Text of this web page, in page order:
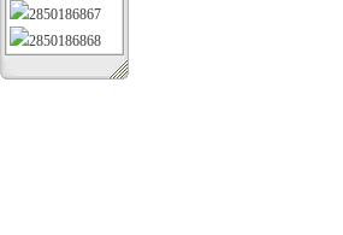
2850186867
2850186868